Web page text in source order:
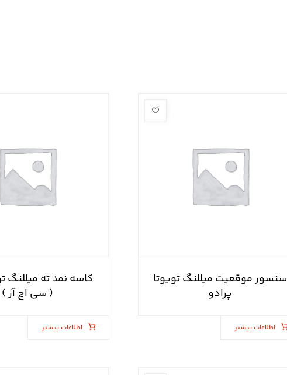
سنسور موقعیت میللنگ تویوتا
پرادو
اطلاعات بیشتر
( سی اچ آر )
اطلاعات بیشتر